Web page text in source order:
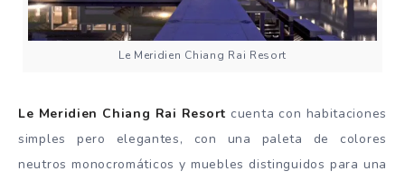
Le Meridien Chiang Rai Resort
Le Meridien Chiang Rai Resort cuenta con habitaciones
simples pero elegantes, con una paleta de colores
neutros monocromáticos y muebles distinguidos para una